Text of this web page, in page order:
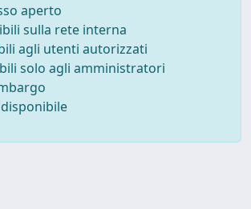
aperto
sulla rete interna
agli utenti autorizzati
solo agli amministratori